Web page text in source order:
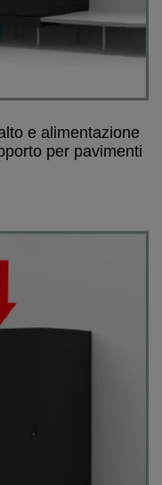
e alimentazione
per pavimenti